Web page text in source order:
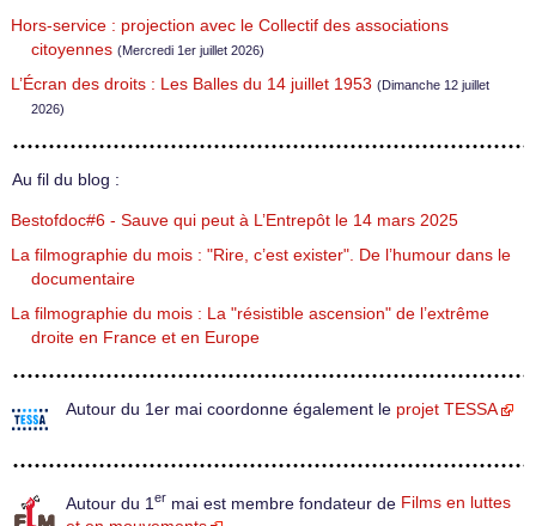
Hors-service : projection avec le Collectif des associations
citoyennes (Mercredi 1er juillet 2026)
L’Écran des droits : Les Balles du 14 juillet 1953 (Dimanche 12 juillet
2026)
Au fil du blog :
Bestofdoc#6 - Sauve qui peut à L’Entrepôt le 14 mars 2025
La filmographie du mois : "Rire, c’est exister". De l’humour dans le
documentaire
La filmographie du mois : La "résistible ascension" de l’extrême
droite en France et en Europe
Autour du 1er mai coordonne également le projet TESSA
Autour du 1 er mai est membre fondateur de Films en luttes